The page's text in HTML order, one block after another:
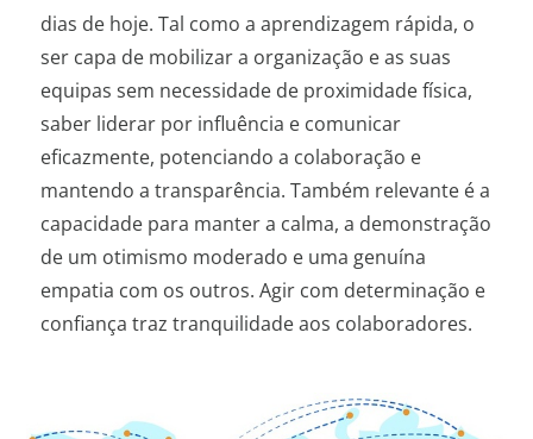
dias de hoje. Tal como a aprendizagem rápida, o
ser capa de mobilizar a organização e as suas
equipas sem necessidade de proximidade física,
saber liderar por influência e comunicar
eficazmente, potenciando a colaboração e
mantendo a transparência. Também relevante é a
capacidade para manter a calma, a demonstração
de um otimismo moderado e uma genuína
empatia com os outros. Agir com determinação e
confiança traz tranquilidade aos colaboradores.